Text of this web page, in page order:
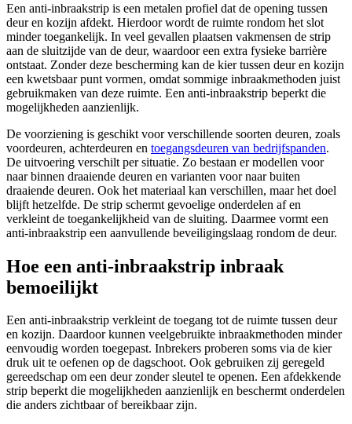
Een anti-inbraakstrip is een metalen profiel dat de opening tussen
deur en kozijn afdekt. Hierdoor wordt de ruimte rondom het slot
minder toegankelijk. In veel gevallen plaatsen vakmensen de strip
aan de sluitzijde van de deur, waardoor een extra fysieke barrière
ontstaat. Zonder deze bescherming kan de kier tussen deur en kozijn
een kwetsbaar punt vormen, omdat sommige inbraakmethoden juist
gebruikmaken van deze ruimte. Een anti-inbraakstrip beperkt die
mogelijkheden aanzienlijk.
De voorziening is geschikt voor verschillende soorten deuren, zoals
voordeuren, achterdeuren en toegangsdeuren van bedrijfspanden.
De uitvoering verschilt per situatie. Zo bestaan er modellen voor
naar binnen draaiende deuren en varianten voor naar buiten
draaiende deuren. Ook het materiaal kan verschillen, maar het doel
blijft hetzelfde. De strip schermt gevoelige onderdelen af en
verkleint de toegankelijkheid van de sluiting. Daarmee vormt een
anti-inbraakstrip een aanvullende beveiligingslaag rondom de deur.
Hoe een anti-inbraakstrip inbraak
bemoeilijkt
Een anti-inbraakstrip verkleint de toegang tot de ruimte tussen deur
en kozijn. Daardoor kunnen veelgebruikte inbraakmethoden minder
eenvoudig worden toegepast. Inbrekers proberen soms via de kier
druk uit te oefenen op de dagschoot. Ook gebruiken zij geregeld
gereedschap om een deur zonder sleutel te openen. Een afdekkende
strip beperkt die mogelijkheden aanzienlijk en beschermt onderdelen
die anders zichtbaar of bereikbaar zijn.